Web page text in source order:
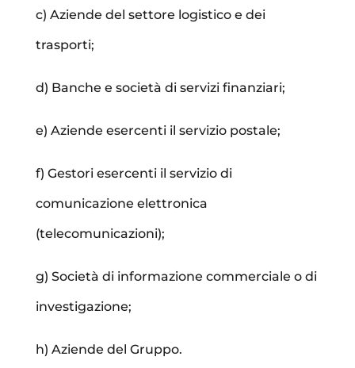
c) Aziende del settore logistico e dei
trasporti;
d) Banche e società di servizi finanziari;
e) Aziende esercenti il servizio postale;
f) Gestori esercenti il servizio di
comunicazione elettronica
(telecomunicazioni);
g) Società di informazione commerciale o di
investigazione;
h) Aziende del Gruppo.